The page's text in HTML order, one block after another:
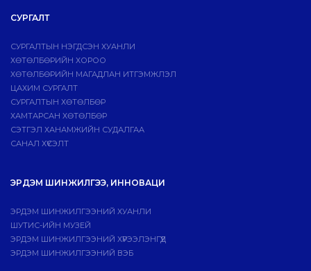
СУРГАЛТ
СУРГАЛТЫН НЭГДСЭН ХУАНЛИ
ХӨТӨЛБӨРИЙН ХОРОО
ХӨТӨЛБӨРИЙН МАГАДЛАН ИТГЭМЖЛЭЛ
ЦАХИМ СУРГАЛТ
СУРГАЛТЫН ХӨТӨЛБӨР
ХАМТАРСАН ХӨТӨЛБӨР
СЭТГЭЛ ХАНАМЖИЙН СУДАЛГАА
САНАЛ ХҮСЭЛТ
ЭРДЭМ ШИНЖИЛГЭЭ, ИННОВАЦИ
ЭРДЭМ ШИНЖИЛГЭЭНИЙ ХУАНЛИ
ШУТИС-ИЙН МУЗЕЙ
ЭРДЭМ ШИНЖИЛГЭЭНИЙ ХҮРЭЭЛЭНГҮҮД
ЭРДЭМ ШИНЖИЛГЭЭНИЙ ВЭБ